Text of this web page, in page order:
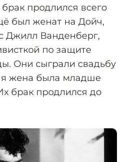
продлился всего
был женат на Дойч,
Джилл Ванденберг,
по защите
Они сыграли свадьбу
жена была младше
брак продлился до